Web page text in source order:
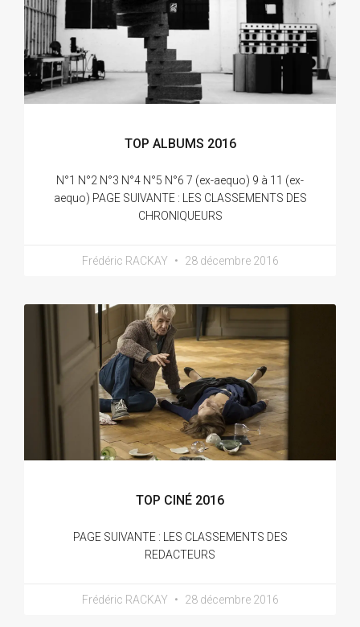
TOP ALBUMS 2016
N°1 N°2 N°3 N°4 N°5 N°6 7 (ex-aequo) 9 à 11 (ex-
aequo) PAGE SUIVANTE : LES CLASSEMENTS DES
CHRONIQUEURS
Frédéric RACKAY 28 décembre 2016
TOP CINÉ 2016
PAGE SUIVANTE : LES CLASSEMENTS DES
REDACTEURS
Frédéric RACKAY 28 décembre 2016